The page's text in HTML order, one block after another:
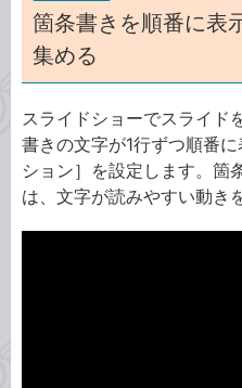
箇条書きを順番に表
集める
スライドショーでスライド
書きの文字が1行ずつ順番
ション］を設定します。箇
は、文字が読みやすい動き